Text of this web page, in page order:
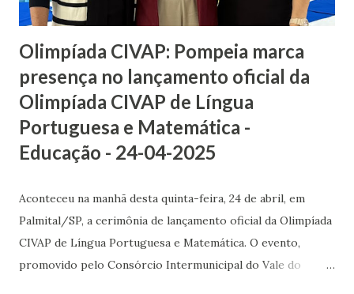
Pássaros 05 e 06 de maio Bora...
Olimpíada CIVAP: Pompeia marca
presença no lançamento oficial da
Olimpíada CIVAP de Língua
Portuguesa e Matemática -
Educação - 24-04-2025
Aconteceu na manhã desta quinta-feira, 24 de abril, em
Palmital/SP, a cerimônia de lançamento oficial da Olimpíada
CIVAP de Língua Portuguesa e Matemática. O evento,
promovido pelo Consórcio Intermunicipal do Vale do